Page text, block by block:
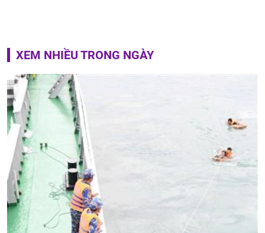
XEM NHIỀU TRONG NGÀY